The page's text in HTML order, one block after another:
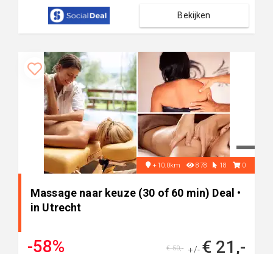
Bekijken
+10.0km 878 18 0
Massage naar keuze (30 of 60 min) Deal •
in Utrecht
-58% +/- € 21,-
€ 50,-